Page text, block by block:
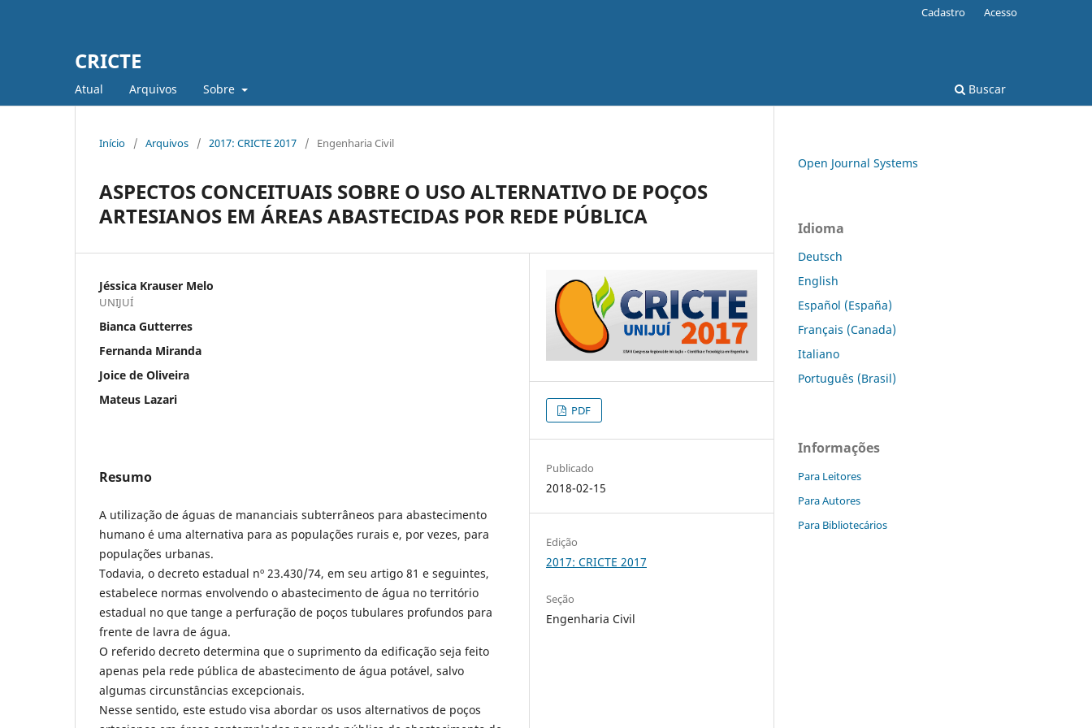
CRICTE
Atual Arquivos Sobre Buscar
Cadastro Acesso
Início / Arquivos / 2017: CRICTE 2017 / Engenharia Civil
ASPECTOS CONCEITUAIS SOBRE O USO ALTERNATIVO DE POÇOS
ARTESIANOS EM ÁREAS ABASTECIDAS POR REDE PÚBLICA
Jéssica Krauser Melo
UNIJUÍ
Bianca Gutterres
Fernanda Miranda
Joice de Oliveira
Mateus Lazari
Resumo
A utilização de águas de mananciais subterrâneos para abastecimento
humano é uma alternativa para as populações rurais e, por vezes, para
populações urbanas.
Todavia, o decreto estadual nº 23.430/74, em seu artigo 81 e seguintes,
estabelece normas envolvendo o abastecimento de água no território
estadual no que tange a perfuração de poços tubulares profundos para
frente de lavra de água.
O referido decreto determina que o suprimento da edificação seja feito
apenas pela rede pública de abastecimento de água potável, salvo
algumas circunstâncias excepcionais.
Nesse sentido, este estudo visa abordar os usos alternativos de poços
PDF
Publicado
2018-02-15
Edição
2017: CRICTE 2017
Seção
Engenharia Civil
Open Journal Systems
Idioma
Deutsch
English
Español (España)
Français (Canada)
Italiano
Português (Brasil)
Informações
Para Leitores
Para Autores
Para Bibliotecários